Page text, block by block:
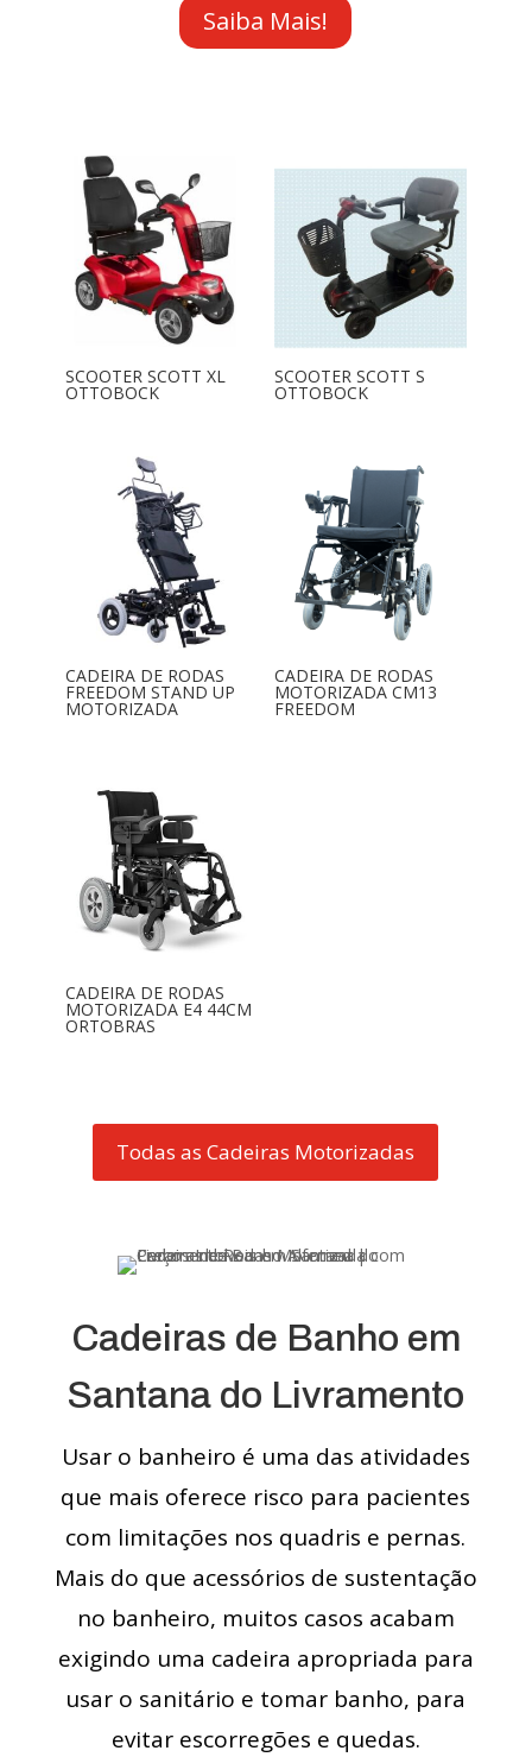
Saiba Mais!
SCOOTER SCOTT XL
OTTOBOCK
SCOOTER SCOTT S
OTTOBOCK
CADEIRA DE RODAS
FREEDOM STAND UP
MOTORIZADA
CADEIRA DE RODAS
MOTORIZADA CM13
FREEDOM
CADEIRA DE RODAS
MOTORIZADA E4 44CM
ORTOBRAS
Todas as Cadeiras Motorizadas
Cadeiras de Banho em
Santana do Livramento
Usar o banheiro é uma das atividades
que mais oferece risco para pacientes
com limitações nos quadris e pernas.
Mais do que acessórios de sustentação
no banheiro, muitos casos acabam
exigindo uma cadeira apropriada para
usar o sanitário e tomar banho, para
evitar escorregões e quedas.